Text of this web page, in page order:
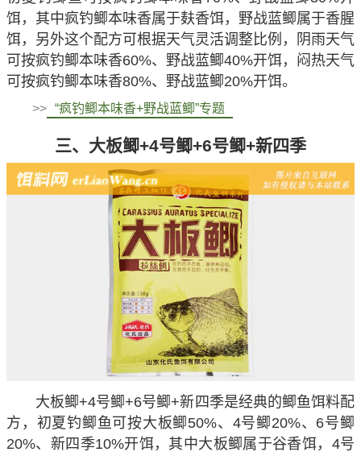
饵，其中疯钓鲫本味香属于麸香饵，野战蓝鲫属于香腥
饵，另外这个配方可根据天气灵活调整比例，阴雨天气
可按疯钓鲫本味香60%、野战蓝鲫40%开饵，闷热天气
可按疯钓鲫本味香80%、野战蓝鲫20%开饵。
>> “疯钓鲫本味香+野战蓝鲫”专题
三、大板鲫+4号鲫+6号鲫+新四季
大板鲫+4号鲫+6号鲫+新四季是经典的鲫鱼饵料配
方，初夏钓鲫鱼可按大板鲫50%、4号鲫20%、6号鲫
20%、新四季10%开饵，其中大板鲫属于谷香饵，4号